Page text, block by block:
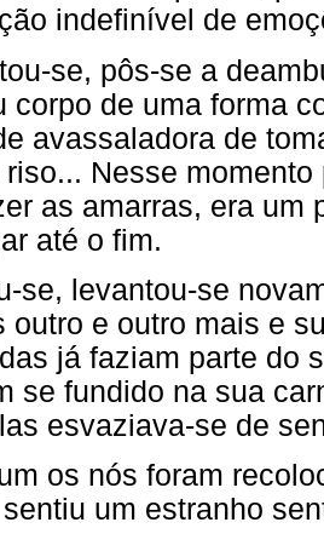
indefinível de
se, pôs-se a
corpo de uma forma
avassaladora de
riso... Nesse
as amarras, era um
até o fim.
se, levantou-se
outro e outro mais e
já faziam parte do
se fundido na sua
esvaziava-se de
os nós foram
um estranho